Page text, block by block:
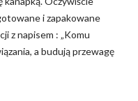
i zapakowane
z napisem : „Komu
a budują przewagę